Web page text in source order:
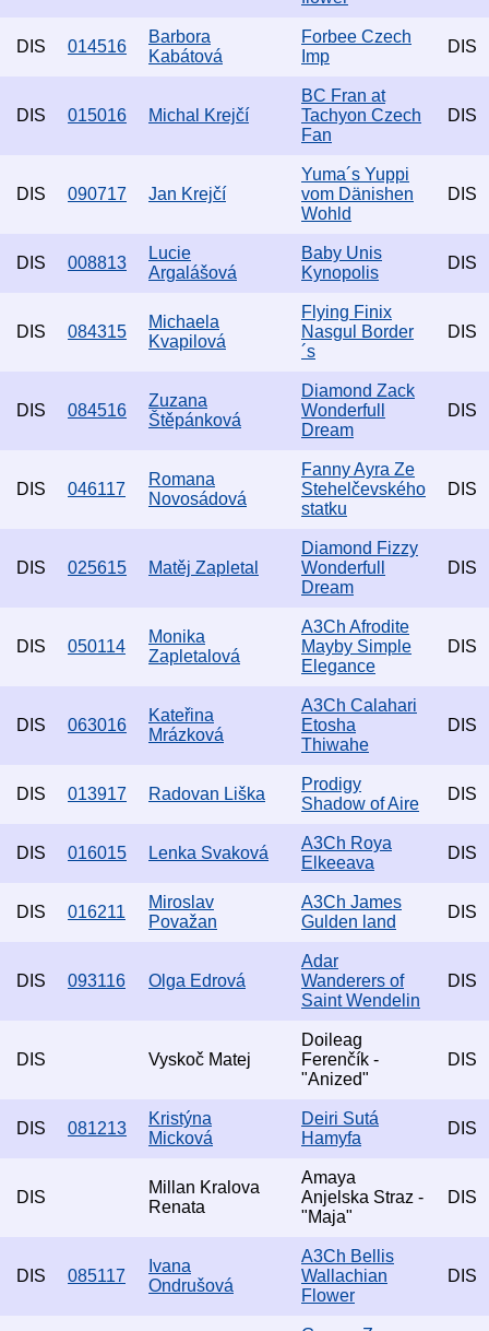
DIS 014516
Barbora
Kabátová
Forbee Czech
Imp
DIS
DIS 015016 Michal Krejčí
BC Fran at
Tachyon Czech
Fan
DIS
DIS 090717 Jan Krejčí
Yuma´s Yuppi
vom Dänishen
Wohld
DIS
DIS 008813
Lucie
Argalášová
Baby Unis
Kynopolis
DIS
DIS 084315
Michaela
Kvapilová
Flying Finix
Nasgul Border
´s
DIS
DIS 084516
Zuzana
Štěpánková
Diamond Zack
Wonderfull
Dream
DIS
DIS 046117
Romana
Novosádová
Fanny Ayra Ze
Stehelčevského
statku
DIS
DIS 025615 Matěj Zapletal
Diamond Fizzy
Wonderfull
Dream
DIS
DIS 050114
Monika
Zapletalová
A3Ch Afrodite
Mayby Simple
Elegance
DIS
DIS 063016
Kateřina
Mrázková
A3Ch Calahari
Etosha
Thiwahe
DIS
DIS 013917 Radovan Liška
Prodigy
Shadow of Aire
DIS
DIS 016015 Lenka Svaková
A3Ch Roya
Elkeeava
DIS
DIS 016211
Miroslav
Považan
A3Ch James
Gulden land
DIS
DIS 093116 Olga Edrová
Adar
Wanderers of
Saint Wendelin
DIS
DIS Vyskoč Matej
Doileag
Ferenčík -
"Anized"
DIS
DIS 081213
Kristýna
Micková
Deiri Sutá
Hamyfa
DIS
DIS
Millan Kralova
Renata
Amaya
Anjelska Straz -
"Maja"
DIS
DIS 085117
Ivana
Ondrušová
A3Ch Bellis
Wallachian
Flower
DIS